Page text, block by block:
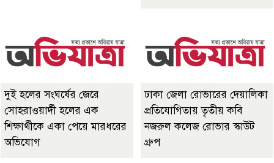
দুই হলের সংঘর্ষের জেরে
সোহরাওয়ার্দী হলের এক
শিক্ষার্থীকে একা পেয়ে মারধরের
অভিযোগ
ঢাকা জেলা রোভারের দেয়ালিকা
প্রতিযোগিতায় তৃতীয় কবি
নজরুল কলেজ রোভার স্কাউট
গ্রুপ